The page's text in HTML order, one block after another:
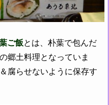
ご飯とは、朴葉で包んだ
郷土料理となっていま
腐らせないように保存す